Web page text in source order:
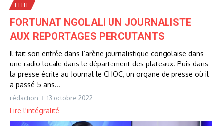
ELITE
FORTUNAT NGOLALI UN JOURNALISTE
AUX REPORTAGES PERCUTANTS
Il fait son entrée dans l’arène journalistique congolaise dans
une radio locale dans le département des plateaux. Puis dans
la presse écrite au Journal le CHOC, un organe de presse où il
a passé 5 ans...
rédaction 13 octobre 2022
Lire l'intégralité